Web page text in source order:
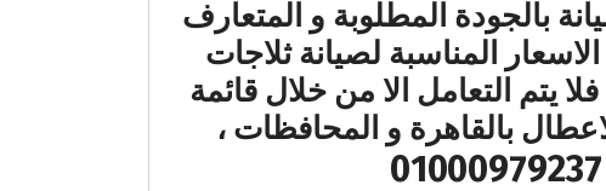
بالجودة المطلوبة و المتعارف
المناسبة لصيانة ثلاجات
يتم التعامل الا من خلال قائمة
بالقاهرة و المحافظات ،